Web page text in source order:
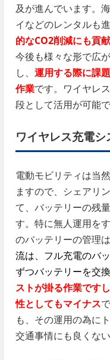
及が進んでいます。
イなどのレンタルも進
的なCO2削減にも貢
今後も様々な形で広
し、 運用する際に課
作業です。ワイヤレ
段として活用が可能で
ワイヤレス充電
電動モビリティは当
ますので、シェアリ
て、バッテリーの残
す。特に無人運用を
のバッテリーの管理
流は、 フル充電のバ
ずつバッテリーを交換
ストが掛る作業です
性としてもマイナス
も、その運用の為に
交通事情にも良くない